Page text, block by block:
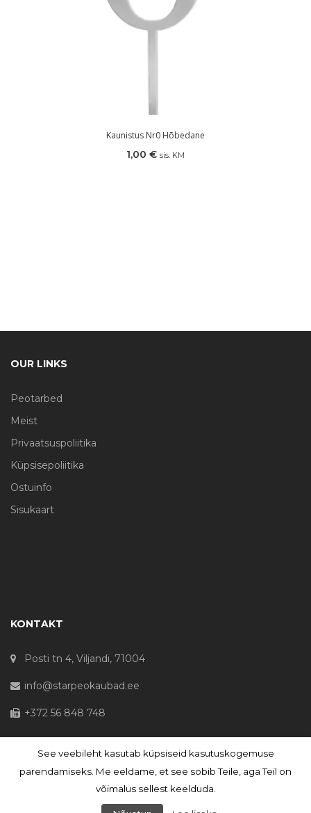
Kaunistus Nr0 Hõbedane
1,00 € sis. KM
OUR LINKS
Peotarbed
Meist
Privaatsuspoliitika
Küpsisepoliitika
Ostuinfo
Sisukaart
KONTAKT
Posti tn 4, Viljandi, 71004
info@starpeokaubad.ee
+372 56 848 748
© Haljaste OÜ 2020 - Registrikood 10645867
See veebileht kasutab küpsiseid kasutuskogemuse
parendamiseks. Me eeldame, et see sobib Teile, aga Teil on
võimalus sellest keelduda.